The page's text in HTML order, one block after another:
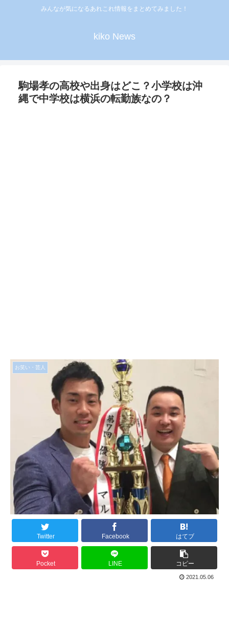
みんなが気になるあれこれ情報をまとめてみました！
kiko News
駒場孝の高校や出身はどこ？小学校は沖
縄で中学校は横浜の転勤族なの？
お笑い・芸人
Twitter Facebook はてブ
Pocket LINE コピー
2021.05.06